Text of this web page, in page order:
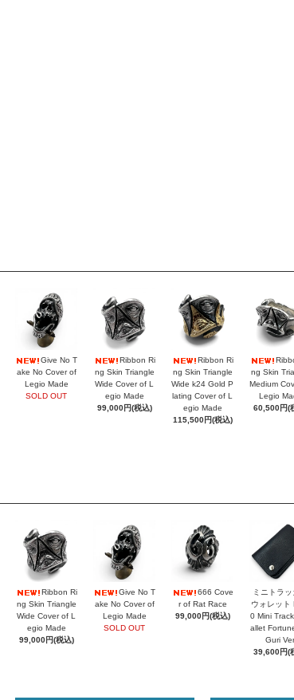
Give No T
ake No Cover of
Legio Made
SOLD OUT
Ribbon Ri
ng Skin Triangle
Wide Cover of L
egio Made
99,000円(税込)
Ribbon Ri
ng Skin Triangle
Wide k24 Gold P
lating Cover of L
egio Made
115,500円(税込)
ng Skin
Medium
Legio
60,500円(
Ribbon Ri
ng Skin Triangle
Wide Cover of L
egio Made
99,000円(税込)
Give No T
ake No Cover of
Legio Made
SOLD OUT
666 Cove
r of Rat Race
99,000円(税込)
ミニトラッ
ウォレット
0 Mini
allet
Guri
39,600円(